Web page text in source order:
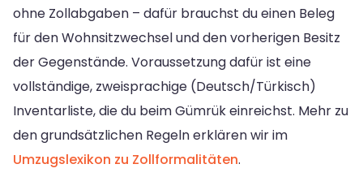
ohne Zollabgaben – dafür brauchst du einen Beleg
für den Wohnsitzwechsel und den vorherigen Besitz
der Gegenstände. Voraussetzung dafür ist eine
vollständige, zweisprachige (Deutsch/Türkisch)
Inventarliste, die du beim Gümrük einreichst. Mehr zu
den grundsätzlichen Regeln erklären wir im
Umzugslexikon zu Zollformalitäten.